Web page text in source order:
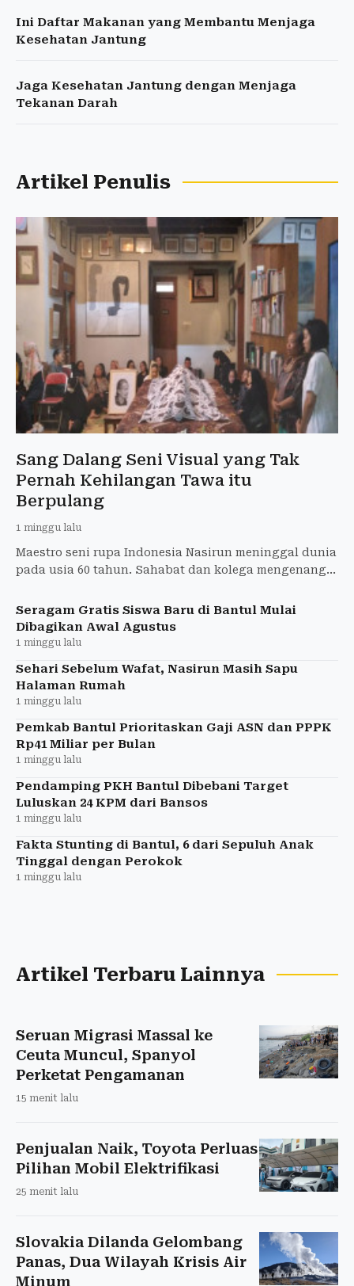
Ini Daftar Makanan yang Membantu Menjaga
Kesehatan Jantung
Jaga Kesehatan Jantung dengan Menjaga
Tekanan Darah
Artikel Penulis
Sang Dalang Seni Visual yang Tak
Pernah Kehilangan Tawa itu
Berpulang
1 minggu lalu
Maestro seni rupa Indonesia Nasirun meninggal dunia
pada usia 60 tahun. Sahabat dan kolega mengenang
ditingga
Seragam Gratis Siswa Baru di Bantul Mulai
Dibagikan Awal Agustus
1 minggu lalu
Sehari Sebelum Wafat, Nasirun Masih Sapu
Halaman Rumah
1 minggu lalu
Pemkab Bantul Prioritaskan Gaji ASN dan PPPK
Rp41 Miliar per Bulan
1 minggu lalu
Pendamping PKH Bantul Dibebani Target
Luluskan 24 KPM dari Bansos
1 minggu lalu
Fakta Stunting di Bantul, 6 dari Sepuluh Anak
Tinggal dengan Perokok
1 minggu lalu
Artikel Terbaru Lainnya
Seruan Migrasi Massal ke
Ceuta Muncul, Spanyol
Perketat Pengamanan
15 menit lalu
Penjualan Naik, Toyota Perluas
Pilihan Mobil Elektrifikasi
25 menit lalu
Slovakia Dilanda Gelombang
Panas, Dua Wilayah Krisis Air
Minum